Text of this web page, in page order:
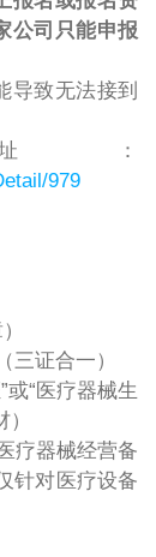
公司只能申报
导致无法接到
：
979
证合一）
“医疗器械生
疗器械经营备
针对医疗设备